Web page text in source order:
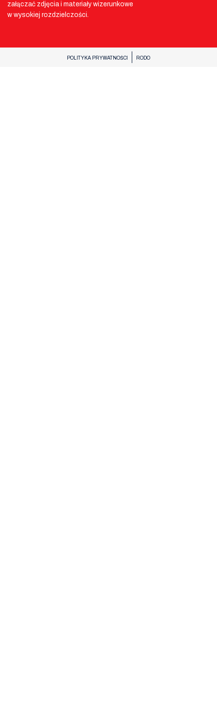
załączać zdjęcia i materiały wizerunkowe
w wysokiej rozdzielczości.
POLITYKA PRYWATNOŚCI RODO